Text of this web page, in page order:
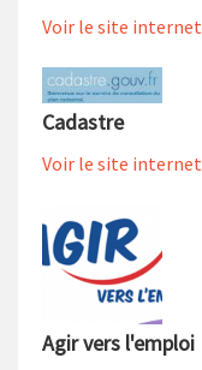
Voir le site internet
Cadastre
Voir le site internet
Agir vers l'emploi